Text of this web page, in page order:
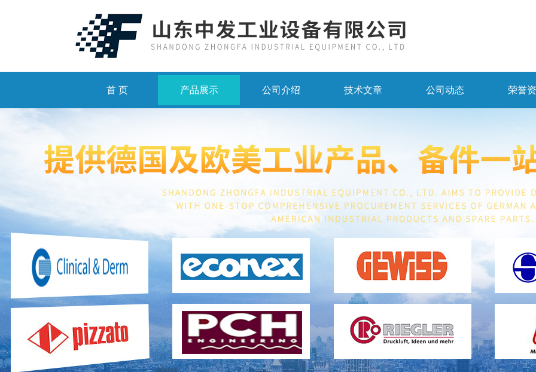
首 页 产品展示 公司介绍 技术文章 公司动态 荣誉